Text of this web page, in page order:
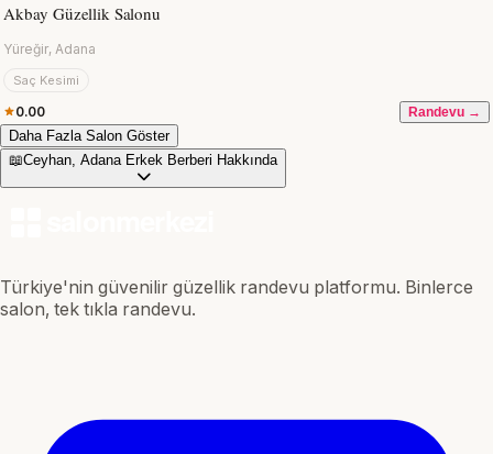
Akbay Güzellik Salonu
Yüreğir, Adana
Saç Kesimi
0.00 Randevu →
Daha Fazla Salon Göster
📖Ceyhan, Adana Erkek Berberi Hakkında
Türkiye'nin güvenilir güzellik randevu platformu. Binlerce
salon, tek tıkla randevu.